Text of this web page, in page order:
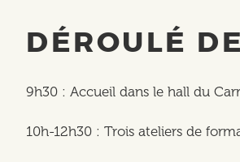
DÉROULÉ
9h30 : Accueil dans le hall du
10h-12h30 : Trois ateliers de